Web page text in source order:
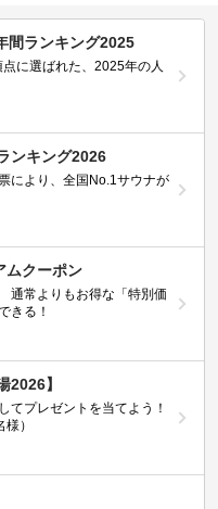
間ランキング2025
に選ばれた、2025年の人
ンキング2026
により、全国No.1サウナが
ムクーポン
通常よりもお得な「特別価
きる！
2026】
てプレゼントを当てよう！
）